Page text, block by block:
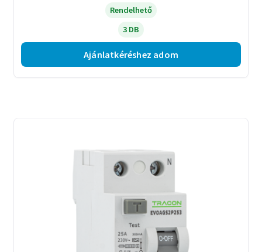
Rendelhető
3 DB
Ajánlatkéréshez adom